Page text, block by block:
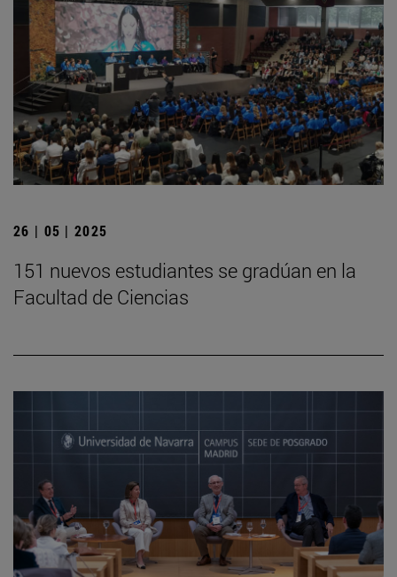
26 | 05 | 2025
151 nuevos estudiantes se gradúan en la
Facultad de Ciencias